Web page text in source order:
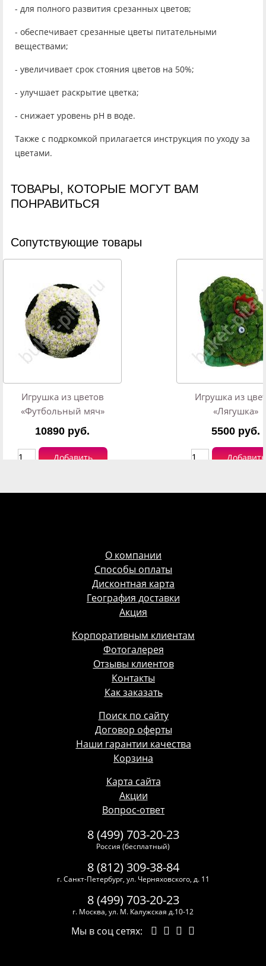
- для полного развития срезанных цветов;
- обеспечивает срезанные цветы питательными
веществами;
- увеличивает срок стояния цветов на 50%;
- улучшает раскрытие цветка;
- снижает уровень рН в воде.
Также с подркомкой прилагается инструкция по уходу за
цветами.
ТОВАРЫ, КОТОРЫЕ МОГУТ ВАМ
ПОНРАВИТЬСЯ
Cопутствующие товары
Игрушка из цветов
«Футбольный мяч»
Добавить
10890 руб.
Игрушка из
«Лягушка»
Добавить
5500 руб.
О компании
Способы оплаты
Дисконтная карта
География доставки
Акция
Корпоративным клиентам
Фотогалерея
Отзывы клиентов
Контакты
Как заказать
Поиск по сайту
Договор оферты
Наши гарантии качества
Корзина
Карта сайта
Акции
Вопрос-ответ
8 (499) 703-20-23
Россия (бесплатный)
8 (812) 309-38-84
г. Санкт-Петербург, ул. Черняховского, д. 11
8 (499) 703-20-23
г. Москва, ул. М. Калужская д.10-12
Мы в соц сетях: